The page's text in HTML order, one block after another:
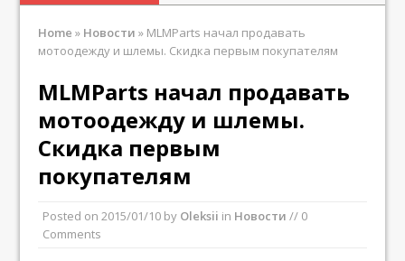
Home » Новости » MLMParts начал продавать
мотоодежду и шлемы. Скидка первым покупателям
MLMParts начал продавать
мотоодежду и шлемы.
Скидка первым
покупателям
Posted on 2015/01/10 by Oleksii in Новости // 0
Comments